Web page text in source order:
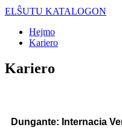
ELŜUTU KATALOGON
Hejmo
Kariero
Kariero
Dungante: Internacia